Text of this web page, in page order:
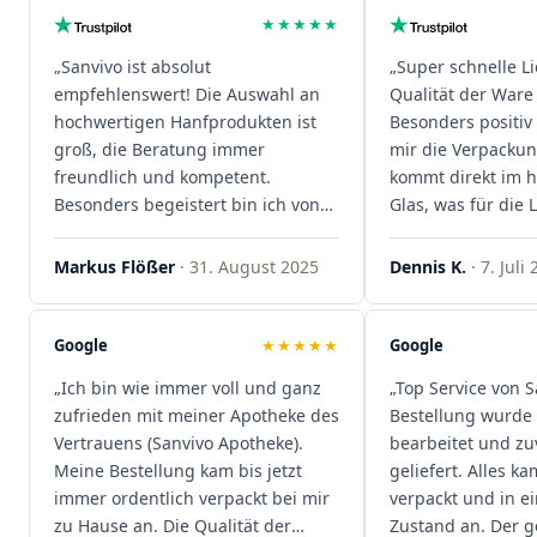
★★★★★
„Sanvivo ist absolut
empfehlenswert! Die Auswahl an
hochwertigen Hanfprodukten ist
groß, die Beratung immer
freundlich und kompetent.
Besonders begeistert bin ich von
der schnellen Rezeptannahme –
alles läuft unkompliziert und
sind extrem zügig, was mir jedes
Mal viel Zeit spart. Man merkt,
Kundenzufriedenheit an erster
Stelle stehen. Vielen Dank an das
Team von Sanvivo – ich bin
rundum begeistert!"
Markus Flößer · 31. August 2025
„Super schnelle
Qualität der
Besonders
mir die
kommt direkt im
Glas, was für die
ist. Ich bestelle
wieder!"
Dennis K. · 7. Juli
Google ★★★★★
„Ich bin wie immer voll und ganz
zufrieden mit meiner Apotheke des
Vertrauens (Sanvivo Apotheke).
Meine Bestellung kam bis jetzt
immer ordentlich verpackt bei mir
zu Hause an. Die Qualität der
Google
„Top Service von
Bestellung wurde
bearbeitet und
geliefert. Alles
verpackt und in
Zustand an. Der